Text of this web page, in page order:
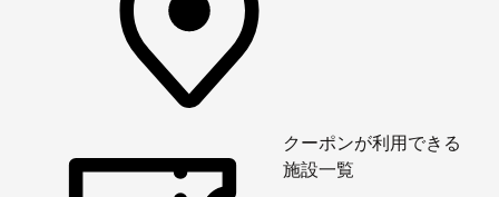
クーポンが利用できる
施設一覧